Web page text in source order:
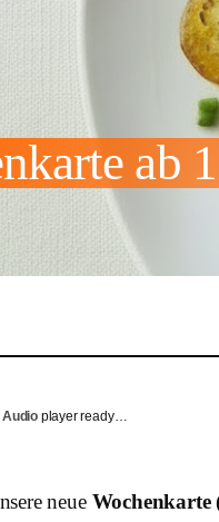
ab
Audio player ready…
neue Wochenkarte